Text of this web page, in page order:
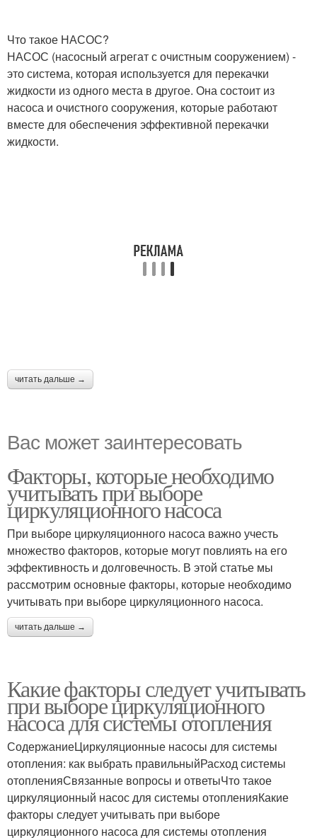
Что такое НАСОС?
НАСОС (насосный агрегат с очистным сооружением) -
это система, которая используется для перекачки
жидкости из одного места в другое. Она состоит из
насоса и очистного сооружения, которые работают
вместе для обеспечения эффективной перекачки
жидкости.
читать дальше →
Вас может заинтересовать
Факторы, которые необходимо
учитывать при выборе
циркуляционного насоса
При выборе циркуляционного насоса важно учесть
множество факторов, которые могут повлиять на его
эффективность и долговечность. В этой статье мы
рассмотрим основные факторы, которые необходимо
учитывать при выборе циркуляционного насоса.
читать дальше →
Какие факторы следует учитывать
при выборе циркуляционного
насоса для системы отопления
СодержаниеЦиркуляционные насосы для системы
отопления: как выбрать правильныйРасход системы
отопленияСвязанные вопросы и ответыЧто такое
циркуляционный насос для системы отопленияКакие
факторы следует учитывать при выборе
циркуляционного насоса для системы отопления